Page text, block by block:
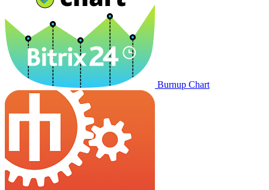
Burnup Chart